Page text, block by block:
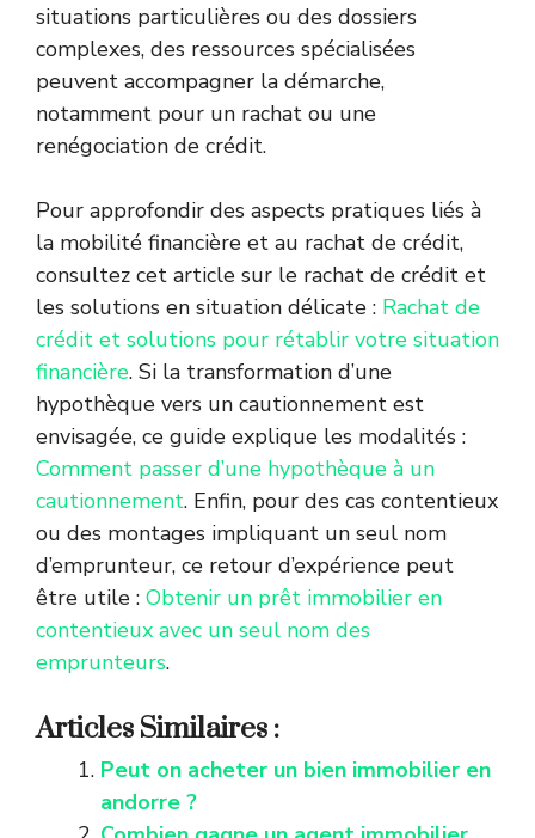
situations particulières ou des dossiers
complexes, des ressources spécialisées
peuvent accompagner la démarche,
notamment pour un rachat ou une
renégociation de crédit.
Pour approfondir des aspects pratiques liés à
la mobilité financière et au rachat de crédit,
consultez cet article sur le rachat de crédit et
les solutions en situation délicate : Rachat de
crédit et solutions pour rétablir votre situation
financière. Si la transformation d’une
hypothèque vers un cautionnement est
envisagée, ce guide explique les modalités :
Comment passer d’une hypothèque à un
cautionnement. Enfin, pour des cas contentieux
ou des montages impliquant un seul nom
d’emprunteur, ce retour d’expérience peut
être utile : Obtenir un prêt immobilier en
contentieux avec un seul nom des
emprunteurs.
Articles Similaires :
Peut on acheter un bien immobilier en
andorre ?